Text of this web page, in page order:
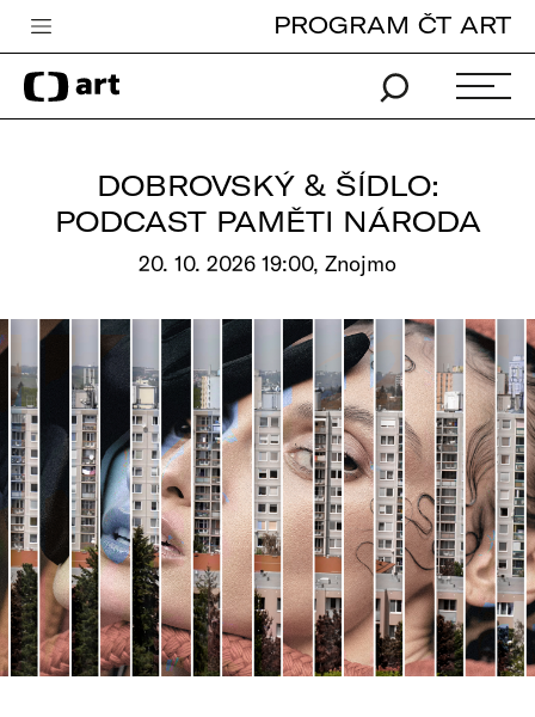
Česká televize
Zpravodajství
iVysílání
Vše o ČT
PROGRAM ČT ART
DOBROVSKÝ & ŠÍDLO:
PODCAST PAMĚTI NÁRODA
20. 10. 2026 19:00, Znojmo